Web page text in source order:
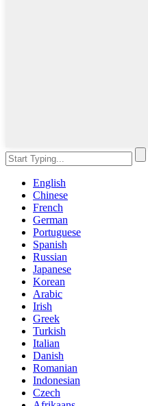
English
Chinese
French
German
Portuguese
Spanish
Russian
Japanese
Korean
Arabic
Irish
Greek
Turkish
Italian
Danish
Romanian
Indonesian
Czech